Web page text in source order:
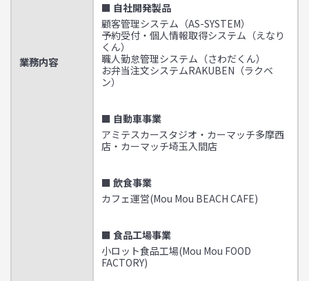
業務内容
■ 自社開発製品
顧客管理システム（AS-SYSTEM）
予約受付・個人情報取得システム（えなり
くん）
職人勤怠管理システム（さわだくん）
お弁当注文システムRAKUBEN（ラクベ
ン）
■ 自動車事業
アミテスカースタジオ・カーマッチ多摩西
店・カーマッチ埼玉入間店
■ 飲食事業
カフェ運営(Mou Mou BEACH CAFE)
■ 食品工場事業
小ロット食品工場(Mou Mou FOOD
FACTORY)